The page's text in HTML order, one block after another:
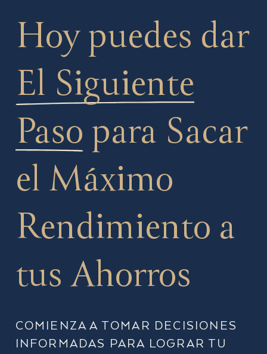
Hoy puedes dar
El Siguiente
Paso para Sacar
el Máximo
Rendimiento a
tus Ahorros
COMIENZA A TOMAR DECISIONES
INFORMADAS PARA LOGRAR TU